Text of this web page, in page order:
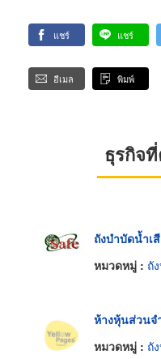
แชร์ แชร์
อีเมล พิมพ์
ธุรกิจ
ถังบำบัดน้ำเ
หมวดหมู่ : ถั
ห้างหุ้นส่วนจ
หมวดหมู่ : ถั